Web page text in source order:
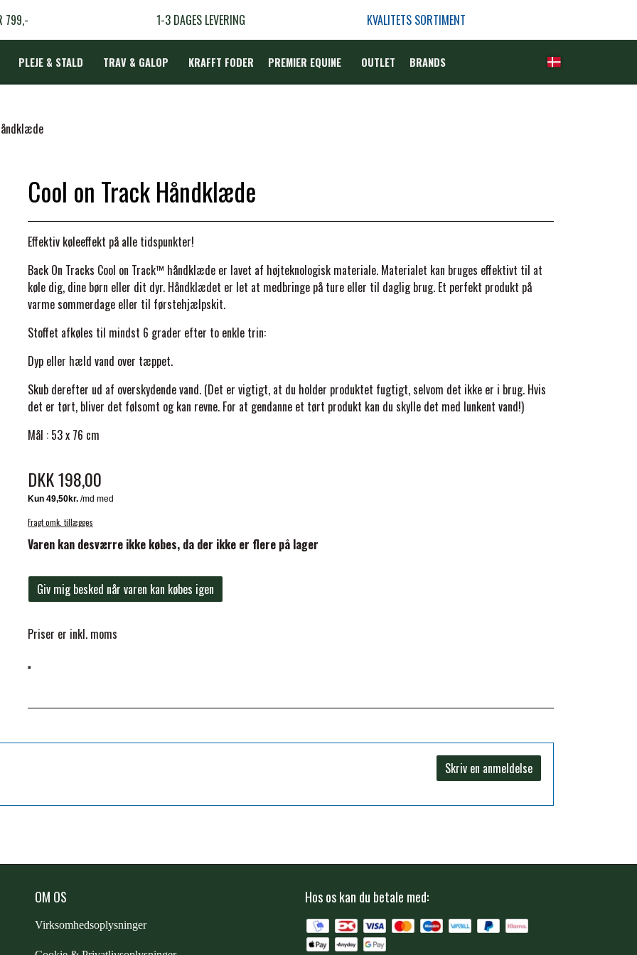
799,- 1-3 DAGES LEVERING KVALITETS SORTIMENT
PLEJE & STALD TRAV & GALOP KRAFFT FODER PREMIER EQUINE OUTLET BRANDS
Cool on Track Håndklæde
Effektiv køleeffekt på alle tidspunkter!
Back On Tracks Cool on Track™ håndklæde er lavet af højteknologisk materiale. Materialet kan bruges effektivt til at
køle dig, dine børn eller dit dyr. Håndklædet er let at medbringe på ture eller til daglig brug. Et perfekt produkt på
varme sommerdage eller til førstehjælpskit.
Stoffet afkøles til mindst 6 grader efter to enkle trin:
Dyp eller hæld vand over tæppet.
Skub derefter ud af overskydende vand. (Det er vigtigt, at du holder produktet fugtigt, selvom det ikke er i brug. Hvis
det er tørt, bliver det følsomt og kan revne. For at gendanne et tørt produkt kan du skylle det med lunkent vand!)
Mål : 53 x 76 cm
DKK 198,00
Fragt omk. tillægges
Varen kan desværre ikke købes, da der ikke er flere på lager
Giv mig besked når varen kan købes igen
Priser er inkl. moms
Skriv en anmeldelse
OM OS
Virksomhedsoplysninger
Hos os kan du betale med: